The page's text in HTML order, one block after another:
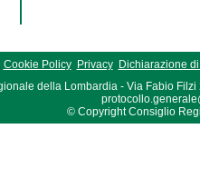
Cookie Policy Privacy
Dichiarazione
della Lombardia - Via Fabio Filzi
© Copyright Consiglio